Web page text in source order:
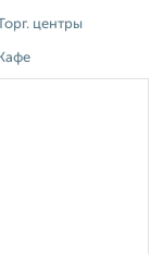
Торг. центры
Кафе